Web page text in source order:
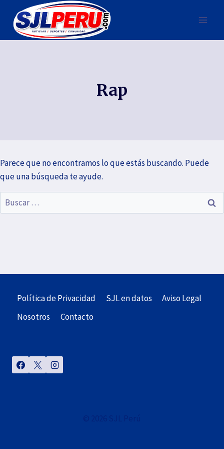
Rap
Parece que no encontramos lo que estás buscando. Puede
que una búsqueda te ayude.
Política de Privacidad SJL en datos
Aviso Legal
Nosotros
Contacto